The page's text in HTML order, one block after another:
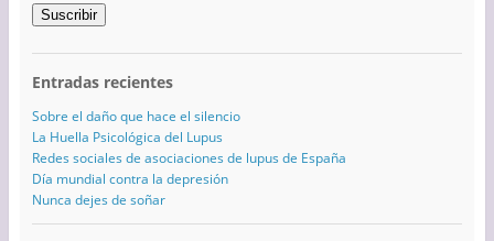
Suscribir
Entradas recientes
Sobre el daño que hace el silencio
La Huella Psicológica del Lupus
Redes sociales de asociaciones de lupus de España
Día mundial contra la depresión
Nunca dejes de soñar